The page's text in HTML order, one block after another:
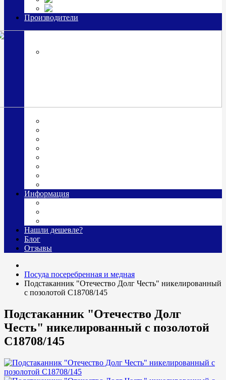
Производители
Информация
Нашли дешевле?
Блог
Отзывы
Посуда посеребренная и медная
Подстаканник "Отечество Долг Честь" никелированный
с позолотой С18708/145
Подстаканник "Отечество Долг
Честь" никелированный с позолотой
С18708/145